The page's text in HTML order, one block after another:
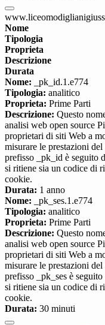
Nome
Tipologia
Proprieta
Descrizione
Durata
Nome: _pk_id.1.e774
Tipologia: analitico
Proprieta: Prime Parti
Descrizione: Questo
analisi web open source
proprietari di siti Web a
misurare le prestazioni
prefisso _pk_id è seguito
si ritiene sia un codice di
cookie.
Durata: 1 anno
Nome: _pk_ses.1.e774
Tipologia: analitico
Proprieta: Prime Parti
Descrizione: Questo
analisi web open source
proprietari di siti Web a
misurare le prestazioni
prefisso _pk_ses è
si ritiene sia un codice di
cookie.
Durata: 30 minuti